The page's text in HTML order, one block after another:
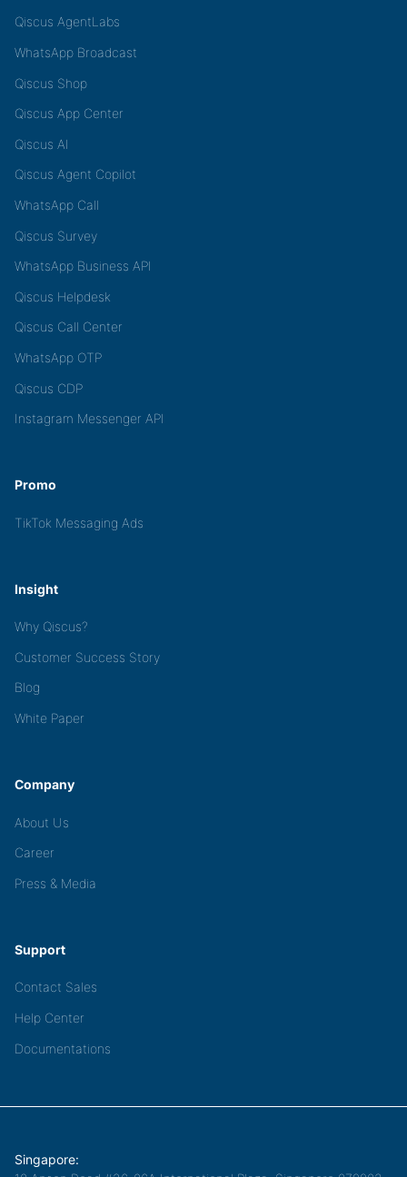
Qiscus AgentLabs
WhatsApp Broadcast
Qiscus Shop
Qiscus App Center
Qiscus AI
Qiscus Agent Copilot
WhatsApp Call
Qiscus Survey
WhatsApp Business API
Qiscus Helpdesk
Qiscus Call Center
WhatsApp OTP
Qiscus CDP
Instagram Messenger API
Promo
TikTok Messaging Ads
Insight
Why Qiscus?
Customer Success Story
Blog
White Paper
Company
About Us
Career
Press & Media
Support
Contact Sales
Help Center
Documentations
Singapore: